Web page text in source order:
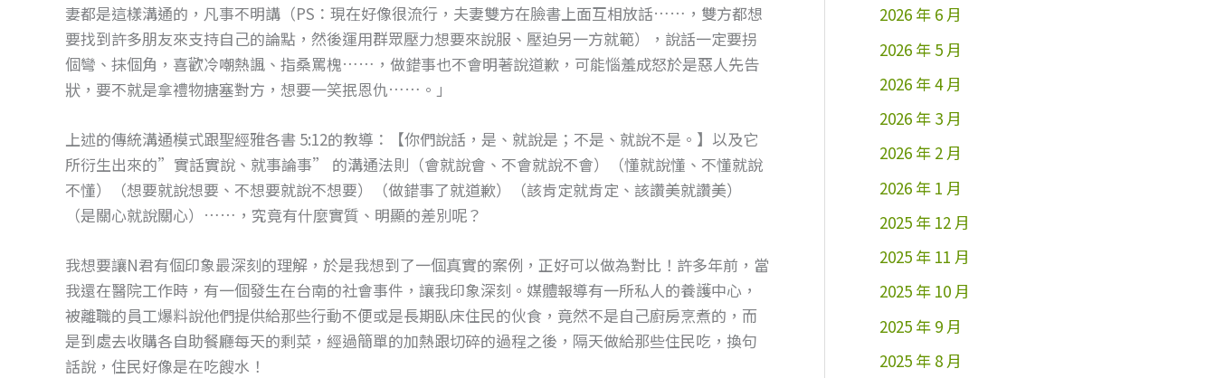
妻都是這樣溝通的，凡事不明講（PS：現在好像很流行，夫妻雙方在臉書上面互相放話……，雙方都想
要找到許多朋友來支持自己的論點，然後運用群眾壓力想要來說服、壓迫另一方就範），說話一定要拐
個彎、抹個角，喜歡冷嘲熱諷、指桑罵槐……，做錯事也不會明著說道歉，可能惱羞成怒於是惡人先告
狀，要不就是拿禮物搪塞對方，想要一笑抿恩仇……。」
上述的傳統溝通模式跟聖經雅各書 5:12的教導：【你們說話，是、就說是；不是、就說不是。】以及它
所衍生出來的”實話實說、就事論事” 的溝通法則（會就說會、不會就說不會）（懂就說懂、不懂就說
不懂）（想要就說想要、不想要就說不想要）（做錯事了就道歉）（該肯定就肯定、該讚美就讚美）
（是關心就說關心）……，究竟有什麼實質、明顯的差別呢？
我想要讓N君有個印象最深刻的理解，於是我想到了一個真實的案例，正好可以做為對比！許多年前，當
我還在醫院工作時，有一個發生在台南的社會事件，讓我印象深刻。媒體報導有一所私人的養護中心，
被離職的員工爆料說他們提供給那些行動不便或是長期臥床住民的伙食，竟然不是自己廚房烹煮的，而
是到處去收購各自助餐廳每天的剩菜，經過簡單的加熱跟切碎的過程之後，隔天做給那些住民吃，換句
話說，住民好像是在吃餿水！
2026 年 6 月
2026 年 5 月
2026 年 4 月
2026 年 3 月
2026 年 2 月
2026 年 1 月
2025 年 12 月
2025 年 11 月
2025 年 10 月
2025 年 9 月
2025 年 8 月